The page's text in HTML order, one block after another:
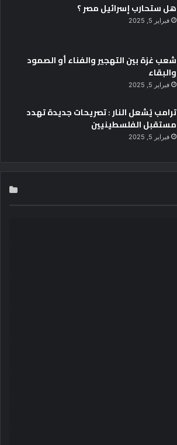
هل ستحارب إسرائيل مصر ؟
فبراير 5, 2025
شعب غزة بين التهجير والفناء أو الصمود
والبقاء
فبراير 5, 2025
ترامب يُشعل النار : تصريحات جديدة تهدد
مستقبل الفلسطينيين
فبراير 5, 2025